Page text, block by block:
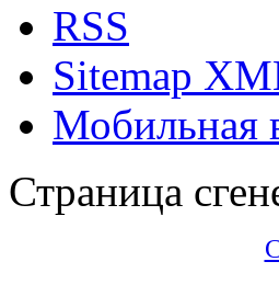
RSS
Sitemap
Мобильная
Страница